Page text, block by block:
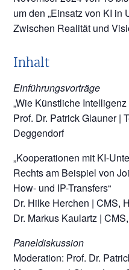
um den „Einsatz von KI
Zwischen Realität und
Inhalt
Einführungsvorträge
„Wie Künstliche
Prof. Dr. Patrick Glauner |
Deggendorf
„Kooperationen mit KI-
Rechts am Beispiel von
How- und IP-Transfers“
Dr. Hilke Herchen | CMS,
Dr. Markus Kaulartz |
Paneldiskussion
Moderation: Prof. Dr.